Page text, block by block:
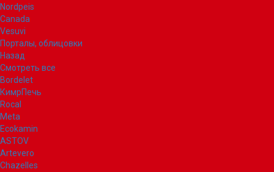
Nordpeis
Canada
Vesuvi
Порталы, облицовки
Назад
Смотреть все
Bordelet
КимрПечь
Rocal
Meta
Ecokamin
ASTOV
Artevero
Chazelles